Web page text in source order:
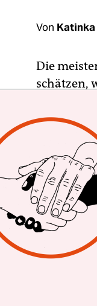
Von
Die
schätzen,
Heldin ist
vermag
eine
gedeckte
Denn